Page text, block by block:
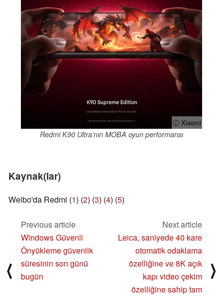
ⓘ Xiaomi
Redmi K90 Ultra’nın MOBA oyun performansı
Kaynak(lar)
Weibo'da Redmi (1) (2) (3) (4) (5)
⟨
Previous article
Windows Güvenli
Önyükleme güvenlik
süresinin son günü
bugün
Next article
Leica, saniyede 40 kare
otomatik odaklama
özelliğine ve 8K açık
kapı video çekim
özelliğine sahip tam
⟩